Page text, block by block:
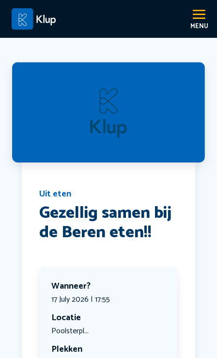
Uit eten
Gezellig samen bij
de Beren eten!!
Wanneer?
17 July 2026 | 17:55
Locatie
Poolsterpl...
Plekken